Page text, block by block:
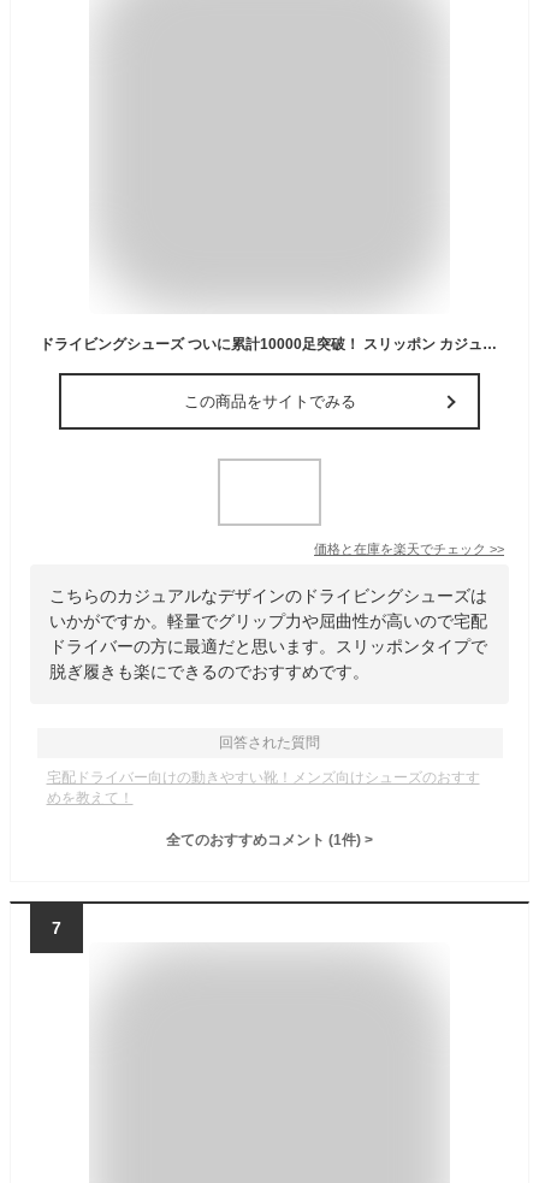
ドライビングシューズ ついに累計10000足突破！ スリッポン カジュアル メンズ オールシーズン活躍する カジュアルシューズ スエード デニム 送料無料
この商品をサイトでみる
価格と在庫を楽天でチェック >>
こちらのカジュアルなデザインのドライビングシューズは
いかがですか。軽量でグリップ力や屈曲性が高いので宅配
ドライバーの方に最適だと思います。スリッポンタイプで
脱ぎ履きも楽にできるのでおすすめです。
回答された質問
宅配ドライバー向けの動きやすい靴！メンズ向けシューズのおすす
めを教えて！
全てのおすすめコメント (1件) >
7